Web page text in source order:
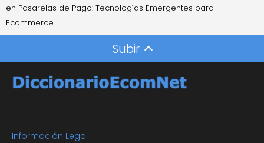
en Pasarelas de Pago: Tecnologías Emergentes para
Ecommerce
Subir
Información Legal